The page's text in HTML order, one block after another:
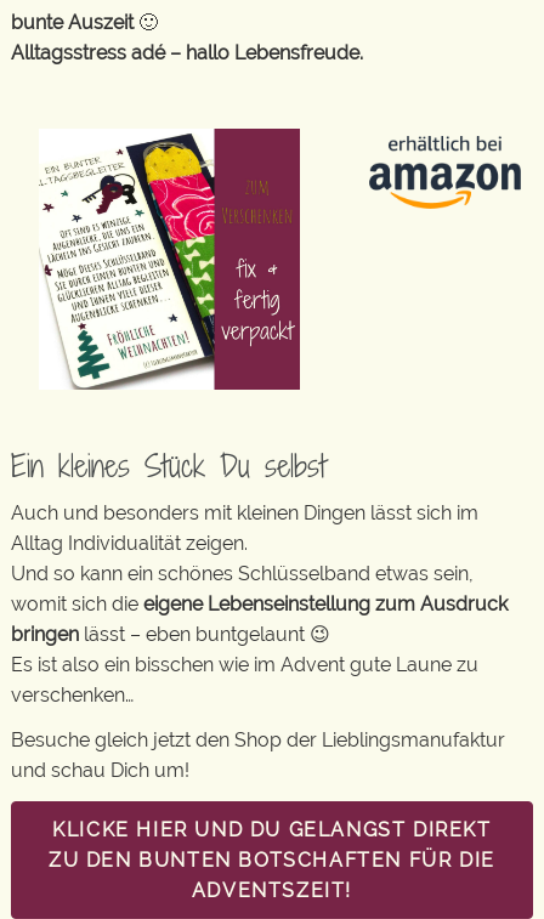
bunte Auszeit🙂
Alltagsstress adé – hallo Lebensfreude.
Ein kleines Stück Du selbst
Auch und besonders mit kleinen Dingen lässt sich im
Alltag Individualität zeigen.
Und so kann ein schönes Schlüsselband etwas sein,
womit sich die eigene Lebenseinstellung zum Ausdruck
bringen lässt – eben buntgelaunt 😉
Es ist also ein bisschen wie im Advent gute Laune zu
verschenken…
Besuche gleich jetzt den Shop der Lieblingsmanufaktur
und schau Dich um!
KLICKE HIER UND DU GELANGST DIREKT
ZU DEN BUNTEN BOTSCHAFTEN FÜR DIE
ADVENTSZEIT!